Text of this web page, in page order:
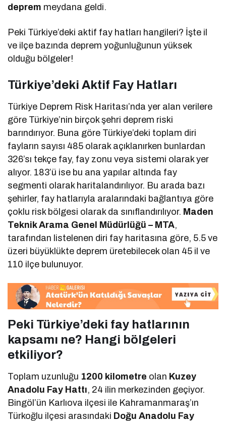
deprem meydana geldi.
Peki Türkiye’deki aktif fay hatları hangileri? İşte il
ve ilçe bazında deprem yoğunluğunun yüksek
olduğu bölgeler!
Türkiye’deki Aktif Fay Hatları
Türkiye Deprem Risk Haritası’nda yer alan verilere
göre Türkiye’nin birçok şehri deprem riski
barındırıyor. Buna göre Türkiye’deki toplam diri
fayların sayısı 485 olarak açıklanırken bunlardan
326’sı tekçe fay, fay zonu veya sistemi olarak yer
alıyor. 183’ü ise bu ana yapılar altında fay
segmenti olarak haritalandırılıyor. Bu arada bazı
şehirler, fay hatlarıyla aralarındaki bağlantıya göre
çoklu risk bölgesi olarak da sınıflandırılıyor. Maden
Teknik Arama Genel Müdürlüğü – MTA,
tarafından listelenen diri fay haritasına göre, 5.5 ve
üzeri büyüklükte deprem üretebilecek olan 45 il ve
110 ilçe bulunuyor.
Peki Türkiye’deki fay hatlarının
kapsamı ne? Hangi bölgeleri
etkiliyor?
Toplam uzunluğu 1200 kilometre olan Kuzey
Anadolu Fay Hattı, 24 ilin merkezinden geçiyor.
Bingöl’ün Karlıova ilçesi ile Kahramanmaraş’ın
Türkoğlu ilçesi arasındaki Doğu Anadolu Fay